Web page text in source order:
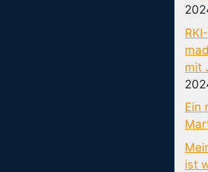
mit
Ein
ist